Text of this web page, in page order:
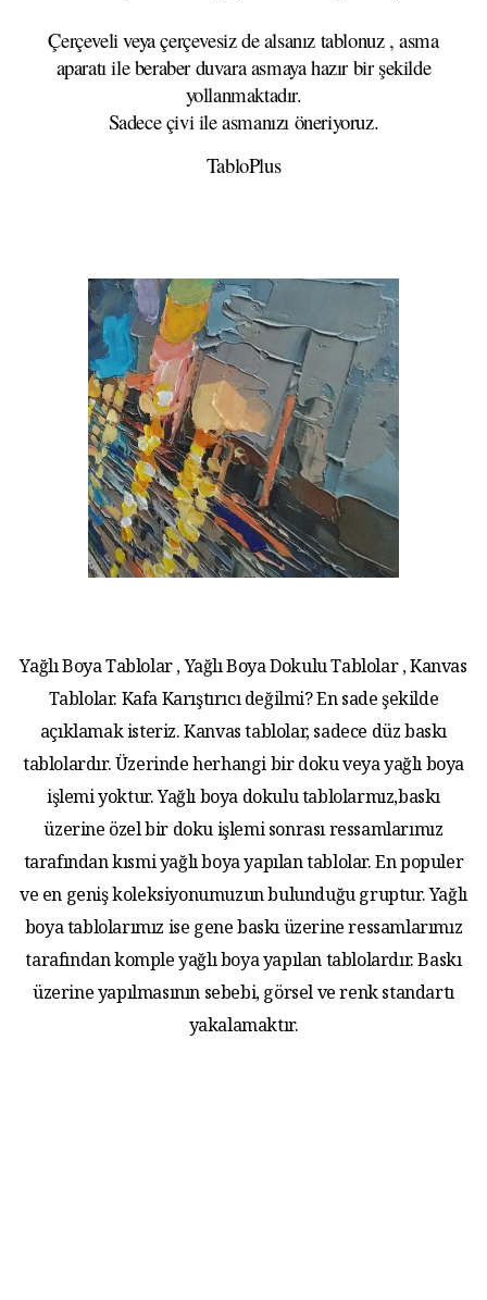
Çerçeveli veya çerçevesiz de alsanız tablonuz , asma
aparatı ile beraber duvara asmaya hazır bir şekilde
yollanmaktadır.
Sadece çivi ile asmanızı öneriyoruz.
TabloPlus
Yağlı Boya Tablolar , Yağlı Boya Dokulu Tablolar , Kanvas
Tablolar. Kafa Karıştırıcı değilmi? En sade şekilde
açıklamak isteriz. Kanvas tablolar, sadece düz baskı
tablolardır. Üzerinde herhangi bir doku veya yağlı boya
işlemi yoktur. Yağlı boya dokulu tablolarmız,baskı
üzerine özel bir doku işlemi sonrası ressamlarımız
tarafından kısmi yağlı boya yapılan tablolar. En populer
ve en geniş koleksiyonumuzun bulunduğu gruptur. Yağlı
boya tablolarımız ise gene baskı üzerine ressamlarımız
tarafından komple yağlı boya yapılan tablolardır. Baskı
üzerine yapılmasının sebebi, görsel ve renk standartı
yakalamaktır.